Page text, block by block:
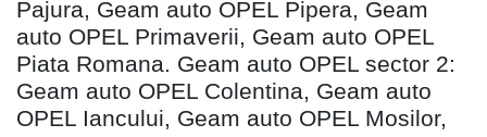
Pajura, Geam auto OPEL Pipera, Geam
auto OPEL Primaverii, Geam auto OPEL
Piata Romana. Geam auto OPEL sector 2:
Geam auto OPEL Colentina, Geam auto
OPEL Iancului, Geam auto OPEL Mosilor,